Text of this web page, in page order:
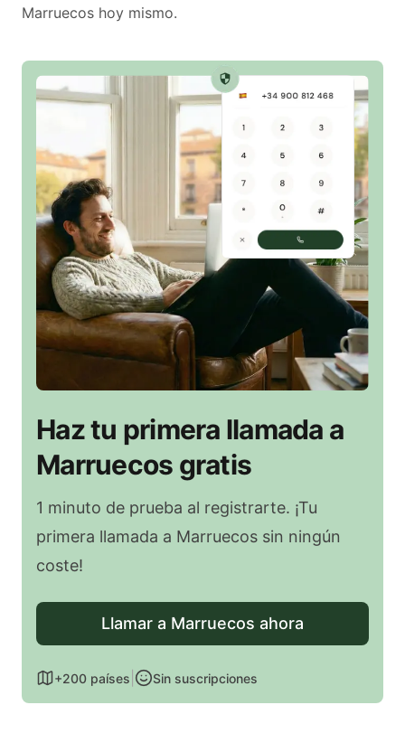
Marruecos hoy mismo.
Haz tu primera llamada a
Marruecos gratis
1 minuto de prueba al registrarte. ¡Tu
primera llamada a Marruecos sin ningún
coste!
Llamar a Marruecos ahora
+200 países Sin suscripciones